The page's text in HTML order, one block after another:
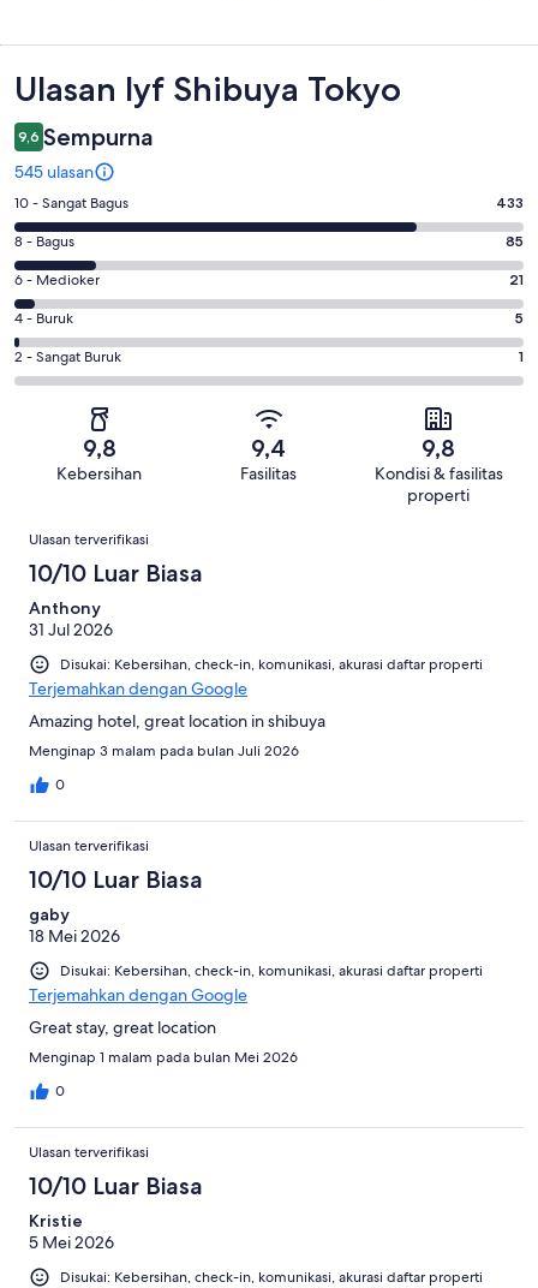
Ulasan
Ulasan lyf Shibuya Tokyo
9,6 Sempurna
545 ulasan
Penilaian
10
-
Sangat
Bagus.
433
dari
545
10 - Sangat Bagus 433
Penilaian
8
-
Bagus.
85
dari
545
8 - Bagus 85
Penilaian
6
-
Medioker.
21
6 - Medioker 21
Penilaian
4
-
4 - Buruk 5
Penilaian
2
545
ulasan
2 - Sangat Buruk 1
9,8
Kebersihan
9,4
Fasilitas
9,8
Kondisi & fasilitas
properti
Ulasan
Ulasan terverifikasi
10/10 Luar Biasa
Anthony
31 Jul 2026
Disukai: Kebersihan, check-in, komunikasi, akurasi daftar properti
Terjemahkan dengan Google
Amazing hotel, great location in shibuya
Menginap 3 malam pada bulan Juli 2026
0
Ulasan terverifikasi
10/10 Luar Biasa
gaby
18 Mei 2026
Disukai: Kebersihan, check-in, komunikasi, akurasi daftar properti
Terjemahkan dengan Google
Great stay, great location
Menginap 1 malam pada bulan Mei 2026
0
Ulasan terverifikasi
10/10 Luar Biasa
Kristie
5 Mei 2026
Disukai: Kebersihan, check-in, komunikasi, akurasi daftar properti